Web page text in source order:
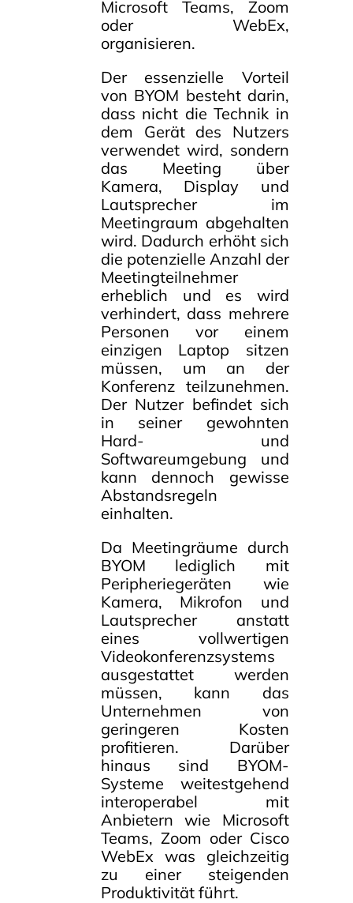
Microsoft Teams, Zoom
oder WebEx,
organisieren.
Der essenzielle Vorteil
von BYOM besteht darin,
dass nicht die Technik in
dem Gerät des Nutzers
verwendet wird, sondern
das Meeting über
Kamera, Display und
Lautsprecher im
Meetingraum abgehalten
wird. Dadurch erhöht sich
die potenzielle Anzahl der
Meetingteilnehmer
erheblich und es wird
verhindert, dass mehrere
Personen vor einem
einzigen Laptop sitzen
müssen, um an der
Konferenz teilzunehmen.
Der Nutzer befindet sich
in seiner gewohnten
Hard- und
Softwareumgebung und
kann dennoch gewisse
Abstandsregeln
einhalten.
Da Meetingräume durch
BYOM lediglich mit
Peripheriegeräten wie
Kamera, Mikrofon und
Lautsprecher anstatt
eines vollwertigen
Videokonferenzsystems
ausgestattet werden
müssen, kann das
Unternehmen von
geringeren Kosten
profitieren. Darüber
hinaus sind BYOM-
Systeme weitestgehend
interoperabel mit
Anbietern wie Microsoft
Teams, Zoom oder Cisco
WebEx was gleichzeitig
zu einer steigenden
Produktivität führt.